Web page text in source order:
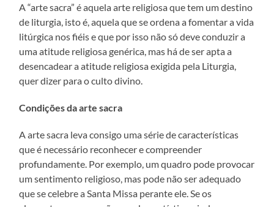
A “arte sacra” é aquela arte religiosa que tem um destino
de liturgia, isto é, aquela que se ordena a fomentar a vida
litúrgica nos fiéis e que por isso não só deve conduzir a
uma atitude religiosa genérica, mas há de ser apta a
desencadear a atitude religiosa exigida pela Liturgia,
quer dizer para o culto divino.
Condições da arte sacra
A arte sacra leva consigo uma série de características
que é necessário reconhecer e compreender
profundamente. Por exemplo, um quadro pode provocar
um sentimento religioso, mas pode não ser adequado
que se celebre a Santa Missa perante ele. Se os